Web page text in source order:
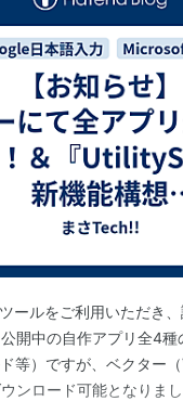
ールをご利用いただき
開中の自作アプリ全4種
等）ですが、ベクター
ンロード可能となりま